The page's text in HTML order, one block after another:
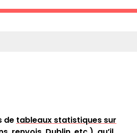
de tableaux statistiques sur